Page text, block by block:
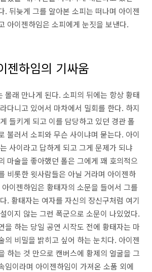
. 뒤늦게 그를 알아본 소피는 떠나며 아이젠
아이젠하임은 소피에게 눈짓을 보낸다.
젠하임의 기싸움
몰래 만나게 된다. 소피의 뒤에는 항상 황태
다니고 있어서 마차에서 밀회를 한다. 하지
들키게 되고 이를 담당하고 있던 경관 폴
불러서 소피와 무슨 사이냐며 묻는다. 아이
사이라고 답하게 되고 그게 문제가 되냐
마술을 좋아했던 폴은 그에게 꽤 호의적으
비롯한 윗사람들은 아닐 거라며 아이젠하
이젠하임은 황태자의 소문을 들어서 그를
. 황태자는 여자를 자신의 장신구처럼 여기
이지 않는 그런 폭군으로 소문이 나있었다.
을 하는 당일 공연 시작도 전에 황태자는 마
의 비밀을 밝히고 싶어 하는 눈치다. 아이젠
하는 것 만으로 캔버스에 황제의 얼굴을 그
임이라며 아이젠하임이 가져온 소품 외에